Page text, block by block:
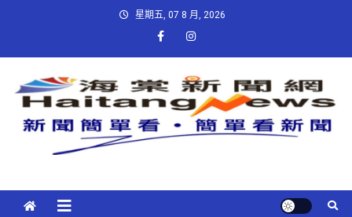
星期五, 07 8 月, 2026